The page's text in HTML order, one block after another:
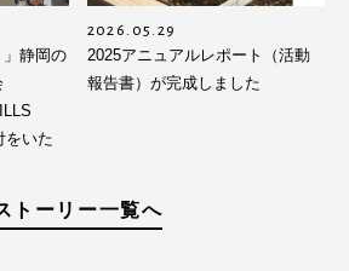
」静岡の
をいた
2026.05.29
2025アニュアルレポート（活動
報告書）が完成しました
トーリー一覧へ